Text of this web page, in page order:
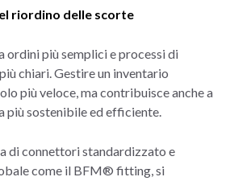
riordino delle scorte
ordini più semplici e processi di
chiari. Gestire un inventario
più veloce, ma contribuisce anche a
più sostenibile ed efficiente.
di connettori standardizzato e
come il BFM® fitting, si